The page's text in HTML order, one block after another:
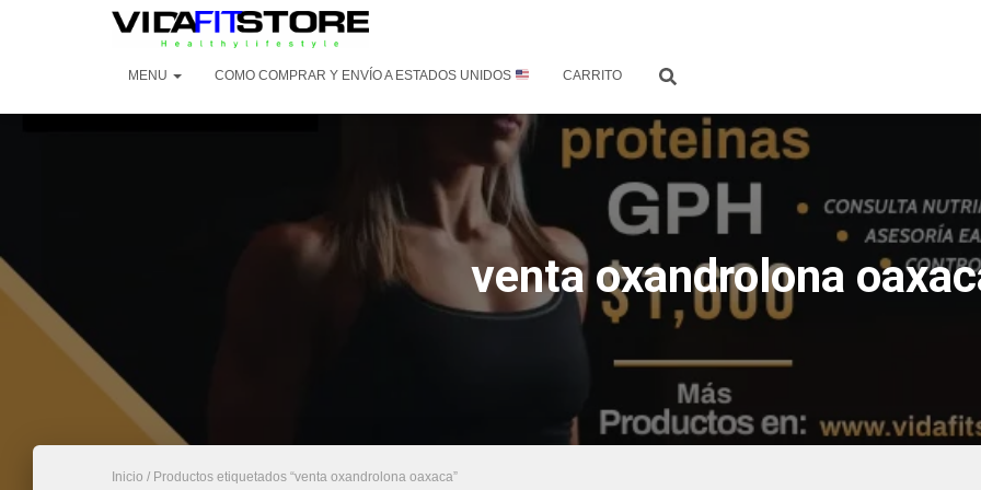
MENU COMO COMPRAR Y ENVÍO A ESTADOS UNIDOS CARRITO
venta oxandrolona
Inicio / Productos etiquetados “venta oxandrolona oaxaca”